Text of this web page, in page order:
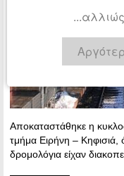
Αποκαταστάθηκε η
τμήμα Ειρήνη – Κηφισιά,
δρομολόγια είχαν